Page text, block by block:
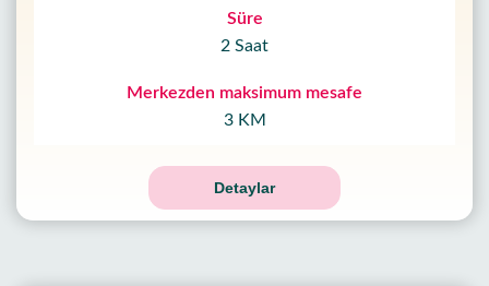
Süre
2 Saat
Merkezden maksimum mesafe
3 KM
Detaylar